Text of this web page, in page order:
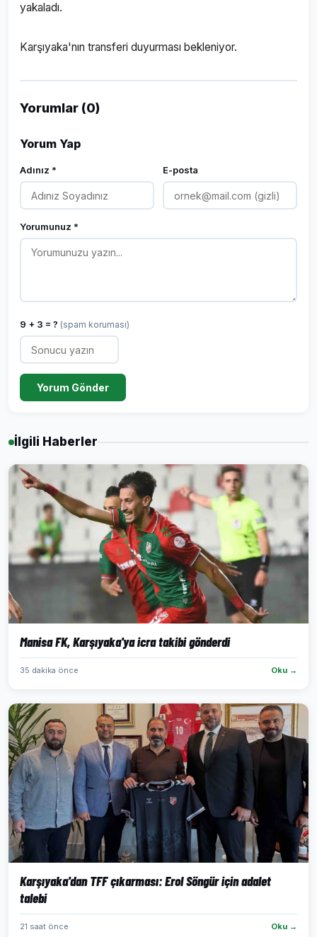
yakaladı.
Karşıyaka'nın transferi duyurması bekleniyor.
Yorumlar (0)
Yorum Yap
Adınız * E-posta
Yorumunuz *
9 + 3 = ? (spam koruması)
Yorum Gönder
İlgili Haberler
Manisa FK, Karşıyaka'ya icra takibi gönderdi
35 dakika önce Oku →
Karşıyaka'dan TFF çıkarması: Erol Söngür için adalet
talebi
21 saat önce Oku →